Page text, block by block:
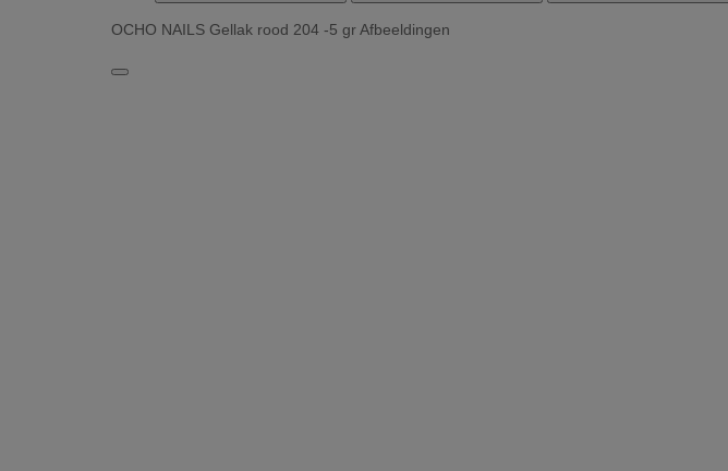
OCHO NAILS Gellak rood 204 -5 gr Afbeeldingen